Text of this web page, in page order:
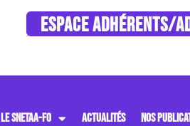
ESPACE ADHÉRENTS/
LE SNETAA-FO ACTUALITÉS NOS